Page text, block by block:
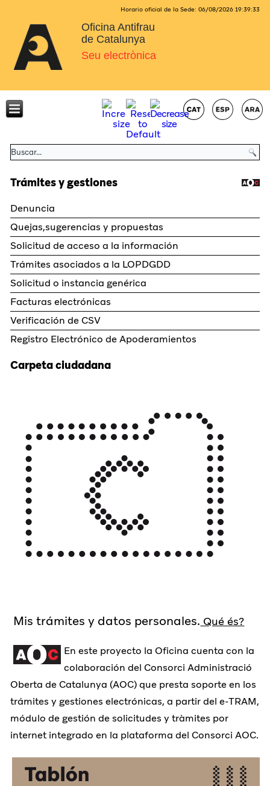
Horario oficial de la Sede: 06/08/2026 19:39:34
Oficina Antifrau
de Catalunya
Seu electrònica
Trámites y gestiones
Denuncia
Quejas,sugerencias y propuestas
Solicitud de acceso a la información
Trámites asociados a la LOPDGDD
Solicitud o instancia genérica
Facturas electrónicas
Verificación de CSV
Registro Electrónico de Apoderamientos
Carpeta ciudadana
Mis trámites y datos personales. Qué és?
En este proyecto la Oficina cuenta con la
colaboración del Consorci Administració
Oberta de Catalunya (AOC) que presta soporte en los
trámites y gestiones electrónicas, a partir del e-TRAM,
módulo de gestión de solicitudes y tràmites por
internet integrado en la plataforma del Consorci AOC.